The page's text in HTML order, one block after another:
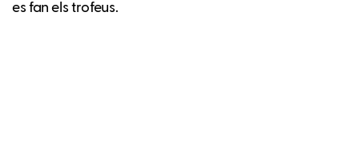
es fan els trofeus.